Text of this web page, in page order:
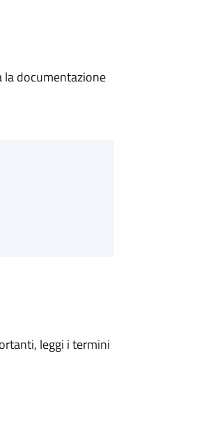
documentazione
leggi i termini